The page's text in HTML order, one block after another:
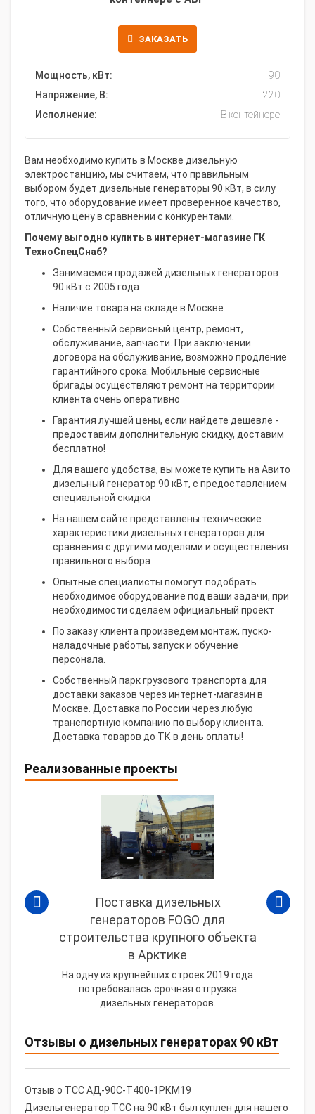
ЗАКАЗАТЬ
Мощность, кВт:
90
Напряжение, В:
220
Исполнение:
В контейнере
Вам необходимо купить в Москве дизельную
электростанцию, мы считаем, что правильным
выбором будет дизельные генераторы 90 кВт, в силу
того, что оборудование имеет проверенное качество,
отличную цену в сравнении с конкурентами.
Почему выгодно купить в интернет-магазине ГК
ТехноСпецСнаб?
Занимаемся продажей дизельных генераторов
90 кВт с 2005 года
Наличие товара на складе в Москве
Собственный сервисный центр, ремонт,
обслуживание, запчасти. При заключении
договора на обслуживание, возможно продление
гарантийного срока. Мобильные сервисные
бригады осуществляют ремонт на территории
клиента очень оперативно
Гарантия лучшей цены, если найдете дешевле -
предоставим дополнительную скидку, доставим
бесплатно!
Для вашего удобства, вы можете купить на Авито
дизельный генератор 90 кВт, с предоставлением
специальной скидки
На нашем сайте представлены технические
характеристики дизельных генераторов для
сравнения с другими моделями и осуществления
правильного выбора
Опытные специалисты помогут подобрать
необходимое оборудование под ваши задачи, при
необходимости сделаем официальный проект
По заказу клиента произведем монтаж, пуско-
наладочные работы, запуск и обучение
персонала.
Собственный парк грузового транспорта для
доставки заказов через интернет-магазин в
Москве. Доставка по России через любую
транспортную компанию по выбору клиента.
Доставка товаров до ТК в день оплаты!
Реализованные проекты
Поставка дизельных
генераторов FOGO для
строительства крупного объекта
в Арктике
На одну из крупнейших строек 2019 года
потребовалась срочная отгрузка
дизельных генераторов.
Отзывы о дизельных генераторах 90 кВт
Отзыв о ТСС АД-90С-Т400-1РКМ19
Дизельгенератор ТСС на 90 кВт был куплен для нашего